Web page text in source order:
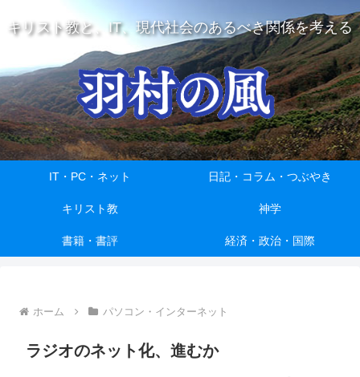
キリスト教と、IT、現代社会のあるべき関係を考える
IT・PC・ネット 日記・コラム・つぶやき
キリスト教 神学
書籍・書評 経済・政治・国際
ホーム パソコン・インターネット
ラジオのネット化、進むか